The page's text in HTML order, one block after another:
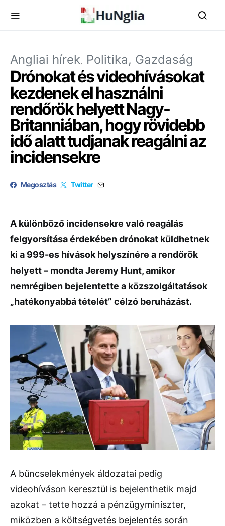
Angliai hírek Politika, Gazdaság
Drónokat és videohívásokat
kezdenek el használni
rendőrök helyett Nagy-
Britanniában, hogy rövidebb
idő alatt tudjanak reagálni az
incidensekre
Megosztás Twitter
A különböző incidensekre való reagálás
felgyorsítása érdekében drónokat küldhetnek
ki a 999-es hívások helyszínére a rendőrök
helyett – mondta Jeremy Hunt, amikor
nemrégiben bejelentette a közszolgáltatások
„hatékonyabbá tételét” célzó beruházást.
A bűncselekmények áldozatai pedig
videohíváson keresztül is bejelenthetik majd
azokat – tette hozzá a pénzügyminiszter,
miközben a költségvetés bejelentés során